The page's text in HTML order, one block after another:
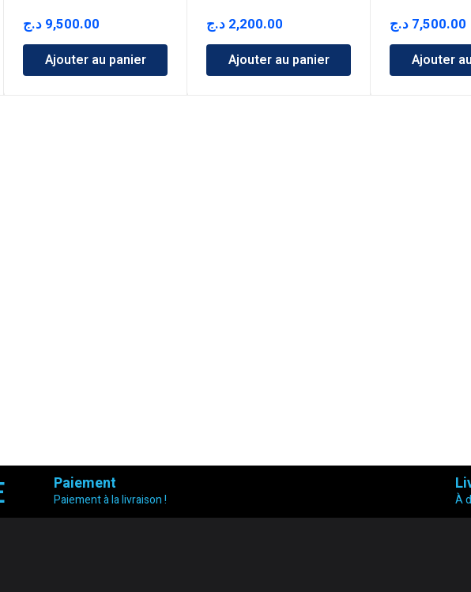
9,500.00 د.ج
Ajouter au panier
2,200.00 د.ج
Ajouter au panier
7,500.00 د.ج
Ajouter
Paiement
Paiement à la livraison ! À